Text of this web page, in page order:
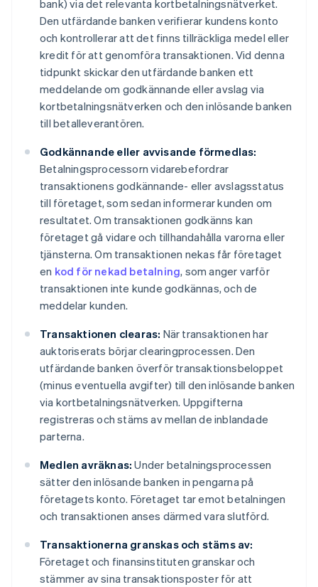
bank) via det relevanta kortbetalningsnätverket.
Den utfärdande banken verifierar kundens konto
och kontrollerar att det finns tillräckliga medel eller
kredit för att genomföra transaktionen. Vid denna
tidpunkt skickar den utfärdande banken ett
meddelande om godkännande eller avslag via
kortbetalningsnätverken och den inlösande banken
till betalleverantören.
Godkännande eller avvisande förmedlas:
Betalningsprocessorn vidarebefordrar
transaktionens godkännande- eller avslagsstatus
till företaget, som sedan informerar kunden om
resultatet. Om transaktionen godkänns kan
företaget gå vidare och tillhandahålla varorna eller
tjänsterna. Om transaktionen nekas får företaget
en kod för nekad betalning, som anger varför
transaktionen inte kunde godkännas, och de
meddelar kunden.
Transaktionen clearas: När transaktionen har
auktoriserats börjar clearingprocessen. Den
utfärdande banken överför transaktionsbeloppet
(minus eventuella avgifter) till den inlösande banken
via kortbetalningsnätverken. Uppgifterna
registreras och stäms av mellan de inblandade
parterna.
Medlen avräknas: Under betalningsprocessen
sätter den inlösande banken in pengarna på
företagets konto. Företaget tar emot betalningen
och transaktionen anses därmed vara slutförd.
Transaktionerna granskas och stäms av:
Företaget och finansinstituten granskar och
stämmer av sina transaktionsposter för att